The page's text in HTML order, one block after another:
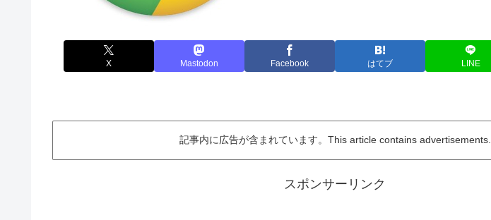
X Mastodon Facebook はてブ LINE
記事内に広告が含まれています。This article contains advertisements.
スポンサーリンク